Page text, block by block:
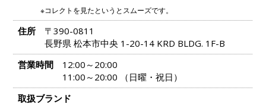
※コレクトを見たというとスムーズです。
住所
〒390-0811
長野県 松本市中央 1-20-14 KRD BLDG. 1F-B
営業時間
12:00～20:00
11:00～20:00 （日曜・祝日）
取扱ブランド